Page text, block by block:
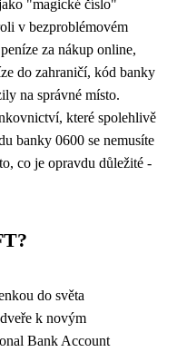
"magické číslo"
v bezproblémovém
za nákup online,
do zahraničí, kód banky
na správné místo.
které spolehlivě
banky 0600 se nemusíte
co je opravdu důležité -
do světa
k novým
Bank Account